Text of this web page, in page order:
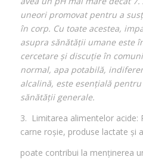
uneori promovat pentru a
în corp. Cu toate acestea,
asupra sănătății umane este
cercetare și discuție în
normal, apa potabilă,
alcalină, este esențială
sănătății generale.
3. Limitarea alimentelor acide:
carne roșie, produse lactate și
poate contribui la menținerea